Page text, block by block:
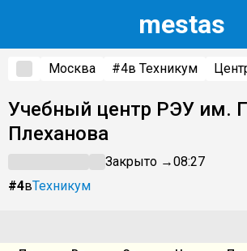
mestas
Москва #4в Техникум
Учебный центр РЭУ им.
Плеханова
Закрыто →08:27
#4вТехникум